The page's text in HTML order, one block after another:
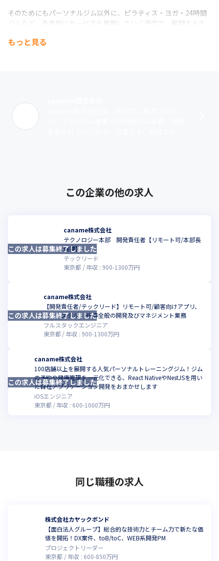
そのためにもパーソナルジム以外に、ピラティス・ヨガ・24時間
ジムなど、多角的にサービスを展開していく予定で、展開するす
もっと見る
この企業の他の求人
caname株式会社
テクノロジー本部 開発責任者【リモート可/本部長
候補】
テックリード
東京都
年収 : 900-1300万円
この求人は募集終了しました
caname株式会社
【開発責任者/テックリード】リモート可/顧客向けアプリ、
社内システム、HP等全般の開発及びマネジメント業務
フルスタックエンジニア
東京都
年収 : 900-1300万円
この求人は募集終了しました
caname株式会社
100店舗以上を展開する人気パーソナルトレーニングジム！ジム
の予約や健康管理を一元化できる、React NativeやNestJSを用い
た自社アプリケーション開発をおまかせします
iOSエンジニア
東京都
年収 : 600-1000万円
この求人は募集終了しました
同じ職種の求人
株式会社カヤックボンド
【面白法人グループ】総合的な技術力とチーム力で新たな価
値を開拓！DX案件、toB/toC、WEB系開発PM
プロジェクトリーダー
東京都
年収 : 600-850万円